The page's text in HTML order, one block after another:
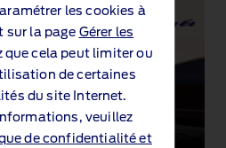
les cookies à
sur la page Gérer les
que cela peut limiter ou
de certaines
du site Internet.
veuillez
de confidentialité et